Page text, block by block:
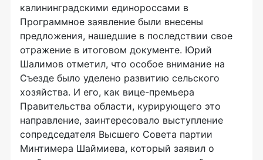
калининградскими единороссами в
Программное заявление были внесены
предложения, нашедшие в последствии свое
отражение в итоговом документе. Юрий
Шалимов отметил, что особое внимание на
Съезде было уделено развитию сельского
хозяйства. И его, как вице-премьера
Правительства области, курирующего это
направление, заинтересовало выступление
сопредседателя Высшего Совета партии
Минтимера Шаймиева, который заявил о